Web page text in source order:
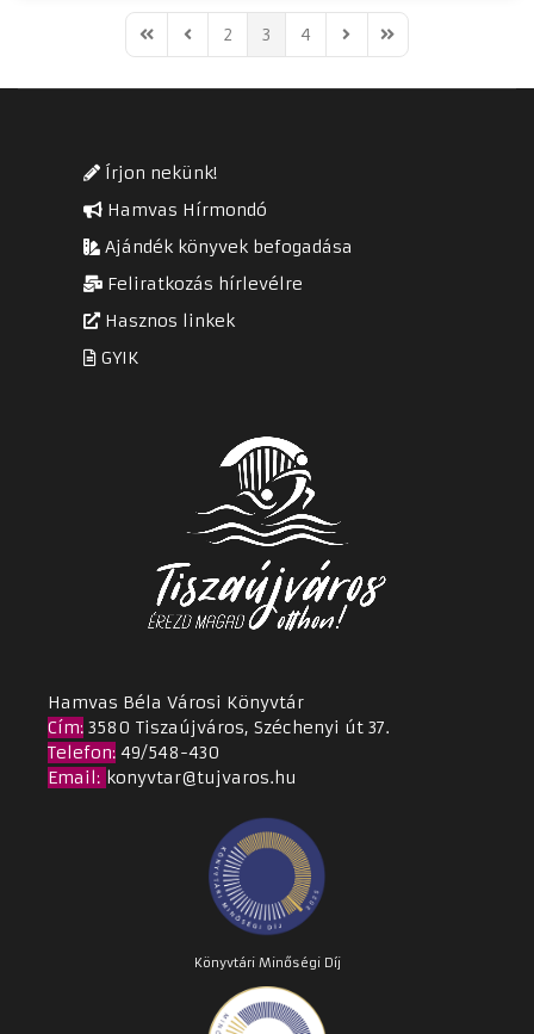
First PagePrevious Page
2 3 4 Next PageLast Page
Írjon nekünk!
Hamvas Hírmondó
Ajándék könyvek befogadása
Feliratkozás hírlevélre
Hasznos linkek
GYIK
Hamvas Béla Városi Könyvtár
Cím: 3580 Tiszaújváros, Széchenyi út 37.
Telefon: 49/548-430
Email: konyvtar@tujvaros.hu
Könyvtári Minőségi Díj